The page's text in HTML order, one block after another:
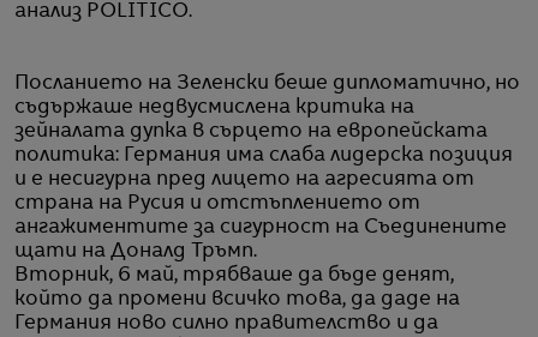
анализ POLITICO.
Посланието на Зеленски беше дипломатично, но
съдържаше недвусмислена критика на
зейналата дупка в сърцето на европейската
политика: Германия има слаба лидерска позиция
и е несигурна пред лицето на агресията от
страна на Русия и отстъплението от
ангажиментите за сигурност на Съединените
щати на Доналд Тръмп.
Вторник, 6 май, трябваше да бъде денят,
който да промени всичко това, да даде на
Германия ново силно правителство и да